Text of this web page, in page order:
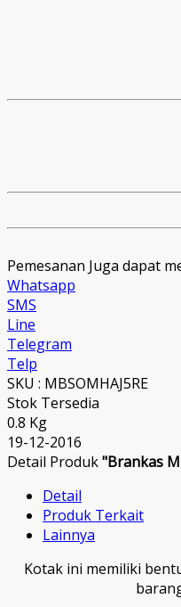
Pemesanan Juga dapat
Whatsapp
SMS
Line
Telegram
Telp
SKU : MBSOMHAJ5RE
Stok Tersedia
0.8 Kg
19-12-2016
Detail Produk"Brankas
Detail
Produk Terkait
Lainnya
Kotak ini memiliki